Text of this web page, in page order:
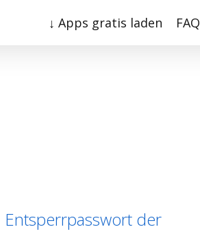
↓ Apps gratis laden FAQ
der